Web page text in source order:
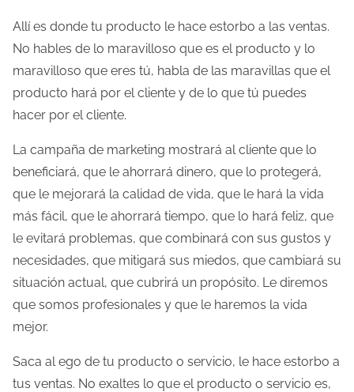
Allí es donde tu producto le hace estorbo a las ventas.
No hables de lo maravilloso que es el producto y lo
maravilloso que eres tú, habla de las maravillas que el
producto hará por el cliente y de lo que tú puedes
hacer por el cliente.
La campaña de marketing mostrará al cliente que lo
beneficiará, que le ahorrará dinero, que lo protegerá,
que le mejorará la calidad de vida, que le hará la vida
más fácil, que le ahorrará tiempo, que lo hará feliz, que
le evitará problemas, que combinará con sus gustos y
necesidades, que mitigará sus miedos, que cambiará su
situación actual, que cubrirá un propósito. Le diremos
que somos profesionales y que le haremos la vida
mejor.
Saca al ego de tu producto o servicio, le hace estorbo a
tus ventas. No exaltes lo que el producto o servicio es,